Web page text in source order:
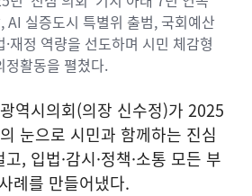
AI 실증도시 특별위 출범, 국회예산
재정 역량을 선도하며 시민 체감형
정활동을 펼쳤다.
역시의회(의장 신수정)가 2025
눈으로 시민과 함께하는 진심
, 입법·감시·정책·소통 모든 부
례를 만들어냈다.